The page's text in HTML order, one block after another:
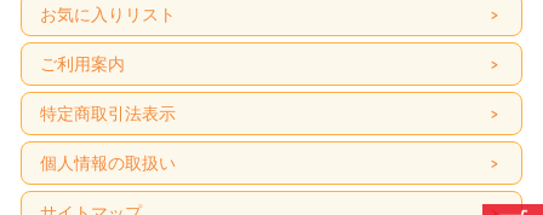
お気に入りリスト
ご利用案内
特定商取引法表示
個人情報の取扱い